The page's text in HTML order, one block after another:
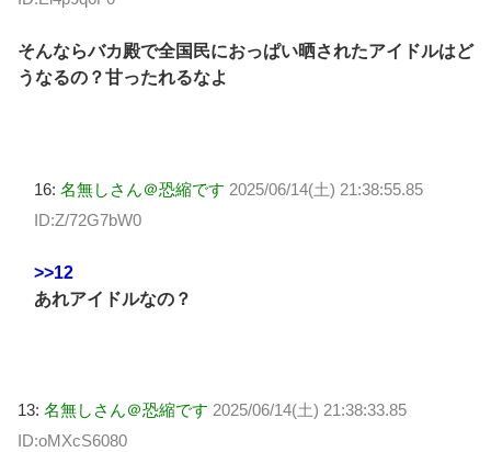
そんならバカ殿で全国民におっぱい晒されたアイドルはど
うなるの？甘ったれるなよ
16: 名無しさん＠恐縮です 2025/06/14(土) 21:38:55.85
ID:Z/72G7bW0
>>12
あれアイドルなの？
13: 名無しさん＠恐縮です 2025/06/14(土) 21:38:33.85
ID:oMXcS6080